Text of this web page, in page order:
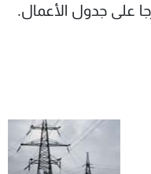
على جدول الأعمال.